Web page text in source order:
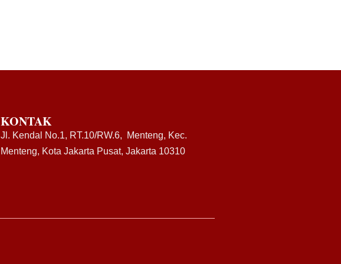
KONTAK
Jl. Kendal No.1, RT.10/RW.6, Menteng, Kec.
Menteng, Kota Jakarta Pusat, Jakarta 10310